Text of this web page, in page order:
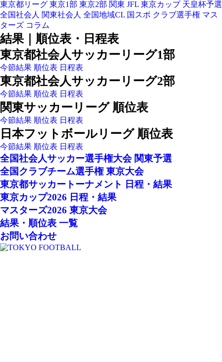
東京都リーグ 東京1部 東京2部 関東 JFL 東京カップ 天皇杯予選
全国社会人 関東社会人 全国地域CL 国スポ クラブ選手権 マス
ターズ コラム
結果｜順位表・日程表
東京都社会人サッカーリーグ1部
今節結果 順位表 日程表
東京都社会人サッカーリーグ2部
今節結果 順位表 日程表
関東サッカーリーグ 順位表
今節結果 順位表 日程表
日本フットボールリーグ 順位表
今節結果 順位表 日程表
全国社会人サッカー選手権大会 関東予選
全国クラブチーム選手権 東京大会
東京都サッカートーナメント 日程・結果
東京カップ2026 日程・結果
マスターズ2026 東京大会
結果・順位表 一覧
お問い合わせ